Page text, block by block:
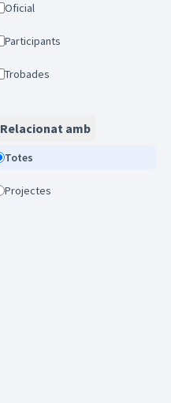
Oficial
Participants
Trobades
Relacionat amb
Totes
Projectes